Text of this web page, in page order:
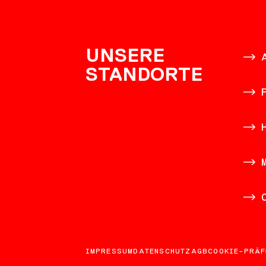
UNSERE
STANDORTE
IMPRESSUMDATENSCHUTZ AGBCOOKIE-